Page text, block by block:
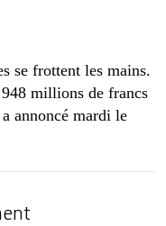
se frottent les mains.
millions de francs
annoncé mardi le